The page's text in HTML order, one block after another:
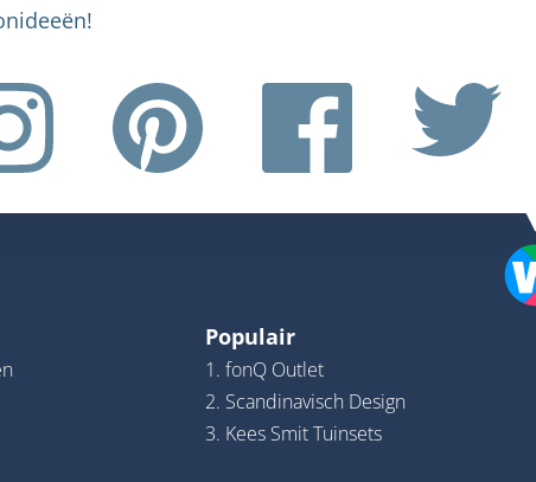
Populair
1. fonQ Outlet
2. Scandinavisch Design
3. Kees Smit Tuinsets